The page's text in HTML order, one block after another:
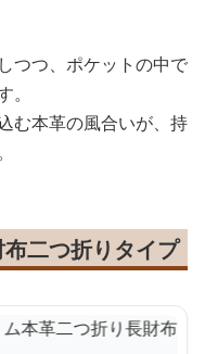
つつ、ポケットの中で
む本革の風合いが、持
二つ折りタイプ